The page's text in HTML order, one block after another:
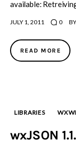
available:
JULY 1, 2011 0 BY
READ MORE
LIBRARIES
wxJSON